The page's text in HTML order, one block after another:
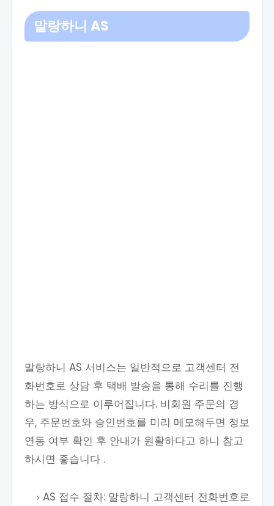
말랑하니 AS
말랑하니 AS 서비스는 일반적으로 고객센터 전
화번호로 상담 후 택배 발송을 통해 수리를 진행
하는 방식으로 이루어집니다. 비회원 주문의 경
우, 주문번호와 승인번호를 미리 메모해두면 정보
연동 여부 확인 후 안내가 원활하다고 하니 참고
하시면 좋습니다 .
AS 접수 절차: 말랑하니 고객센터 전화번호로